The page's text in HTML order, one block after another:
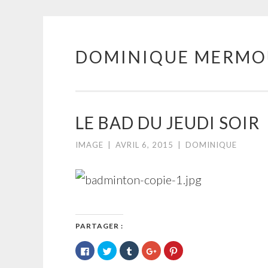
Aller
DOMINIQUE
LE BAD DU JEUDI SOIR
IMAGE AVRIL 6, 2015 DOMINIQUE
PARTAGER :
Cliquez
pour
partager
Cliquez
pour
partager
Cliquez
pour
partager
Cliquez
pour
partager
Cliquez
pour